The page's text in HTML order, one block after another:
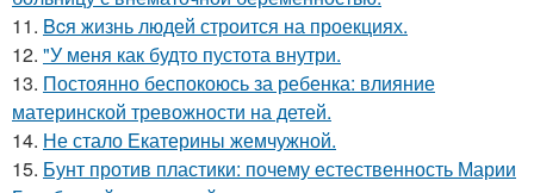
11. Bcя жизнь людей строится на проекциях.
12. "У меня как будто пустота внутри.
13. Постоянно беспокоюсь за ребенка: влияние
материнской тревожности на детей.
14. Не стало Екатерины жемчужной.
15. Бунт против пластики: почему естественность Марии